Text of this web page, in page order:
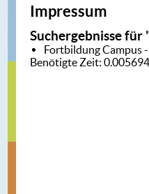
Impressum
Suchergebnisse
FortbildungCampus
Benötigte Zeit: